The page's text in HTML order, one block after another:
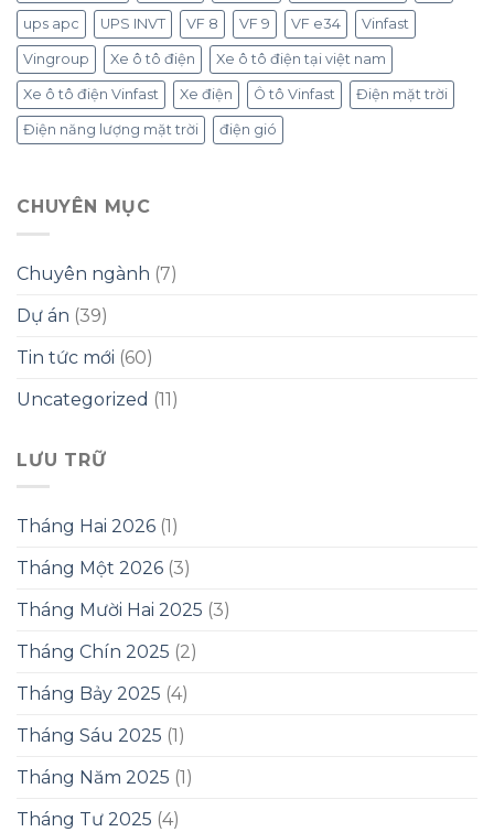
ups apc UPS INVT VF 8 VF 9 VF e34 Vinfast
Vingroup Xe ô tô điện Xe ô tô điện tại việt nam
Xe ô tô điện Vinfast Xe điện Ô tô Vinfast Điện mặt trời
Điện năng lượng mặt trời điện gió
CHUYÊN MỤC
Chuyên ngành (7)
Dự án (39)
Tin tức mới (60)
Uncategorized (11)
LƯU TRỮ
Tháng Hai 2026 (1)
Tháng Một 2026 (3)
Tháng Mười Hai 2025 (3)
Tháng Chín 2025 (2)
Tháng Bảy 2025 (4)
Tháng Sáu 2025 (1)
Tháng Năm 2025 (1)
Tháng Tư 2025 (4)